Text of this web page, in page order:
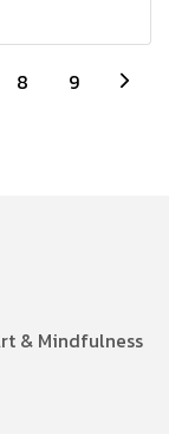
8 9
& Mindfulness